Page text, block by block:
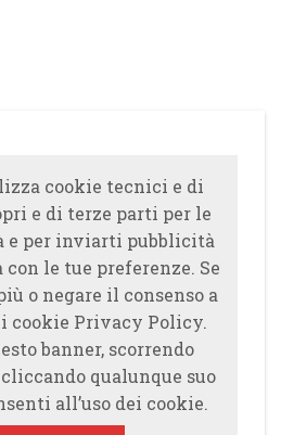
cookie tecnici e di
e di terze parti per le
e per inviarti pubblicità
le tue preferenze. Se
o negare il consenso a
cookie Privacy Policy.
banner, scorrendo
qualunque suo
all’uso dei cookie.